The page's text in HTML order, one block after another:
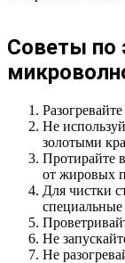
Советы по
Не
золотыми
Протирайте
от жировых
Для чистки
специальные
Не
Не